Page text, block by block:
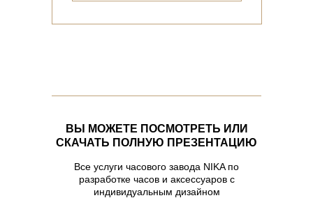
ВЫ МОЖЕТЕ ПОСМОТРЕТЬ ИЛИ
СКАЧАТЬ ПОЛНУЮ ПРЕЗЕНТАЦИЮ
Все услуги часового завода NIKA по
разработке часов и аксессуаров с
индивидуальным дизайном